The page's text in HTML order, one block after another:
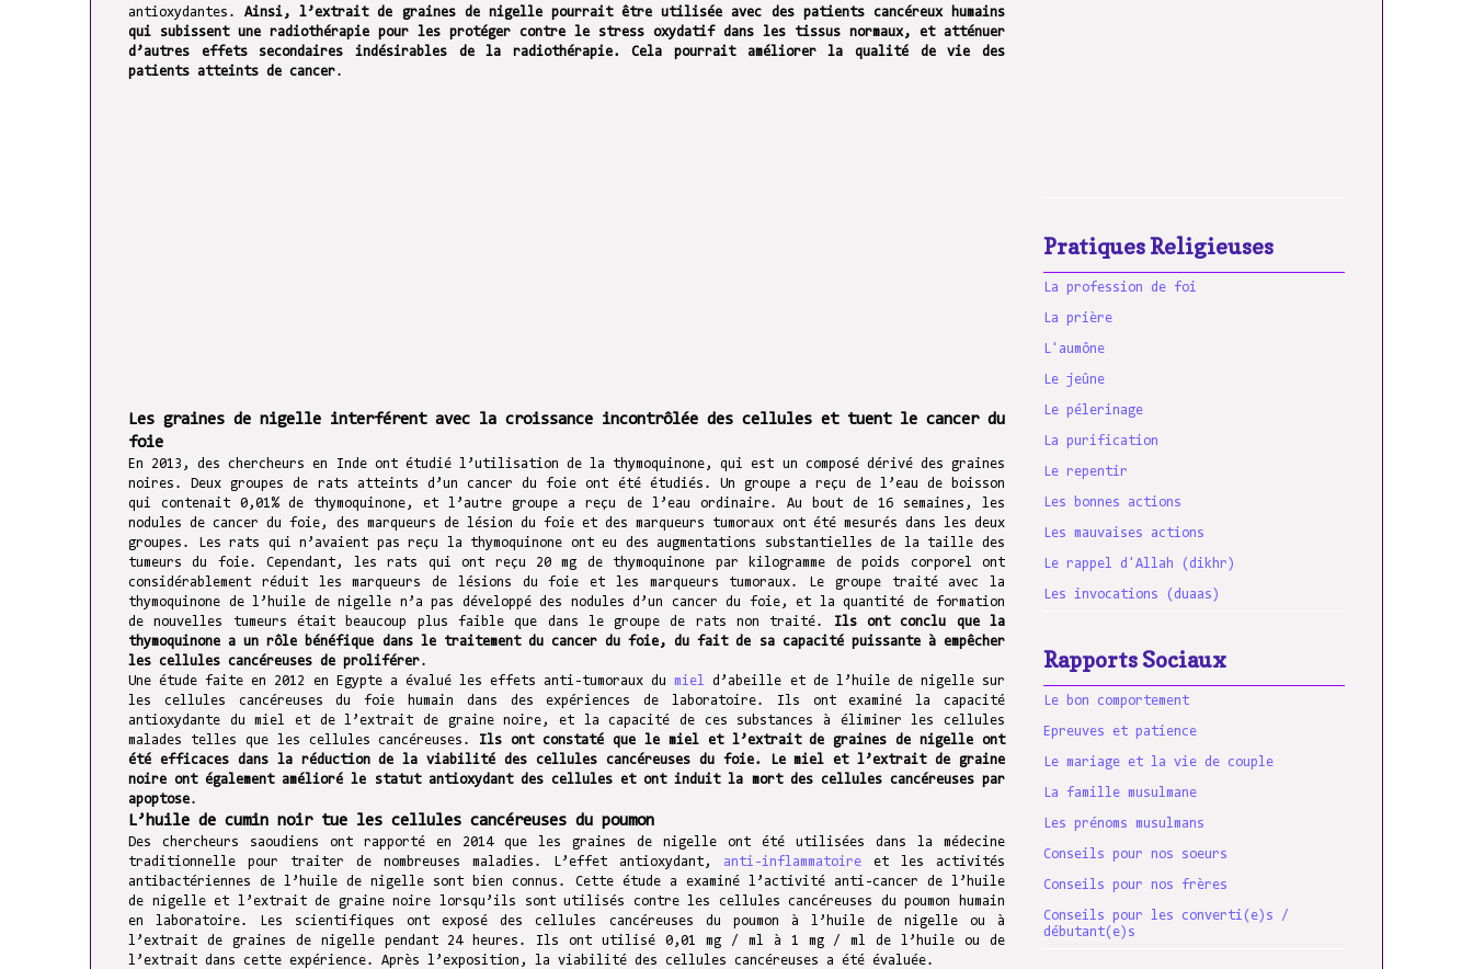
antioxydantes.Ainsi, l’extrait de graines de nigelle pourrait être utilisée avec des patients cancéreux humains
qui subissent une radiothérapie pour les protéger contre le stress oxydatif dans les tissus normaux, et atténuer
d’autres effets secondaires indésirables de la radiothérapie. Cela pourrait améliorer la qualité de vie des
patients atteints de cancer.
Les graines de nigelle interférent avec la croissance incontrôlée des cellules et tuent le cancer du
foie
En 2013, des chercheurs en Inde ont étudié l’utilisation de la thymoquinone, qui est un composé dérivé des graines
noires. Deux groupes de rats atteints d’un cancer du foie ont été étudiés. Un groupe a reçu de l’eau de boisson
qui contenait 0,01% de thymoquinone, et l’autre groupe a reçu de l’eau ordinaire. Au bout de 16 semaines, les
nodules de cancer du foie, des marqueurs de lésion du foie et des marqueurs tumoraux ont été mesurés dans les deux
groupes. Les rats qui n’avaient pas reçu la thymoquinone ont eu des augmentations substantielles de la taille des
tumeurs du foie. Cependant, les rats qui ont reçu 20 mg de thymoquinone par kilogramme de poids corporel ont
considérablement réduit les marqueurs de lésions du foie et les marqueurs tumoraux. Le groupe traité avec la
thymoquinone de l’huile de nigelle n’a pas développé des nodules d’un cancer du foie, et la quantité de formation
de nouvelles tumeurs était beaucoup plus faible que dans le groupe de rats non traité.
Ils ont conclu que la
thymoquinone a un rôle bénéfique dans le traitement du cancer du foie, du fait de sa capacité puissante à empêcher
les cellules cancéreuses de proliférer.
Une étude faite en 2012 en Egypte a évalué les effets anti-tumoraux dumiel
d’abeille et de l’huile de nigelle sur
les cellules cancéreuses du foie humain dans des expériences de laboratoire. Ils ont examiné la capacité
antioxydante du miel et de l’extrait de graine noire, et la capacité de ces substances à éliminer les cellules
malades telles que les cellules cancéreuses. Ils ont constaté que le miel et l’extrait de graines de nigelle ont
été efficaces dans la réduction de la viabilité des cellules cancéreuses du foie. Le miel et l’extrait de graine
noire ont également amélioré le statut antioxydant des cellules et ont induit la mort des cellules cancéreuses par
apoptose.
L’huile de cumin noir tue les cellules cancéreuses du poumon
Des chercheurs saoudiens ont rapporté en 2014 que les graines de nigelle ont été utilisées dans la médecine
traditionnelle pour traiter de nombreuses maladies. L’effet antioxydant, anti-inflammatoire et les activités
antibactériennes de l’huile de nigelle sont bien connus. Cette étude a examiné l’activité anti-cancer de l’huile
de nigelle et l’extrait de graine noire lorsqu’ils sont utilisés contre les cellules cancéreuses du poumon humain
en laboratoire. Les scientifiques ont exposé des cellules cancéreuses du poumon à l’huile de nigelle ou à
l’extrait de graines de nigelle pendant 24 heures. Ils ont utilisé 0,01 mg / ml à 1 mg / ml de l’huile ou de
l’extrait dans cette expérience. Après l’exposition, la viabilité des cellules cancéreuses a été évaluée.
Pratiques Religieuses
La profession de foi
La prière
L'aumône
Le jeûne
Le pélerinage
La purification
Le repentir
Les bonnes actions
Les mauvaises actions
Le rappel d'Allah (dikhr)
Les invocations (duaas)
Rapports Sociaux
Le bon comportement
Epreuves et patience
Le mariage et la vie de couple
La famille musulmane
Les prénoms musulmans
Conseils pour nos soeurs
Conseils pour nos frères
Conseils pour les converti(e)s /
débutant(e)s